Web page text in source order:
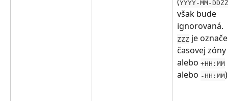
YYYY-MM-
však bude
ignorovaná.
ZZZ je
časovej zóny
alebo +HH:MM
alebo -HH:MM